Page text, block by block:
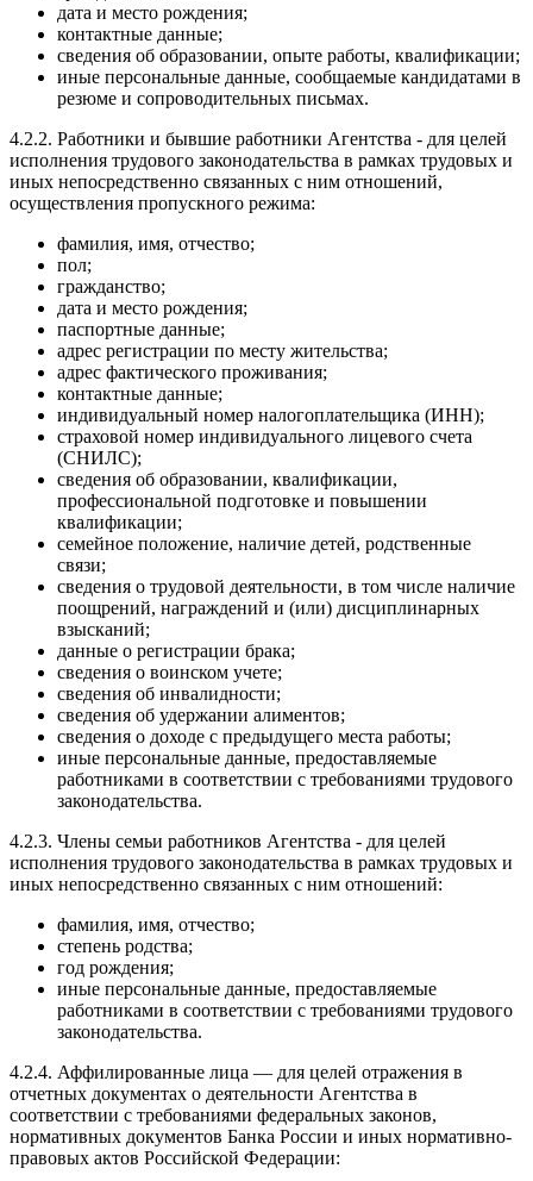
дата и место рождения;
контактные данные;
сведения об образовании, опыте работы, квалификации;
иные персональные данные, сообщаемые кандидатами в
резюме и сопроводительных письмах.
4.2.2. Работники и бывшие работники Агентства - для целей
исполнения трудового законодательства в рамках трудовых и
иных непосредственно связанных с ним отношений,
осуществления пропускного режима:
фамилия, имя, отчество;
пол;
гражданство;
дата и место рождения;
паспортные данные;
адрес регистрации по месту жительства;
адрес фактического проживания;
контактные данные;
индивидуальный номер налогоплательщика (ИНН);
страховой номер индивидуального лицевого счета
(СНИЛС);
сведения об образовании, квалификации,
профессиональной подготовке и повышении
квалификации;
семейное положение, наличие детей, родственные
связи;
сведения о трудовой деятельности, в том числе наличие
поощрений, награждений и (или) дисциплинарных
взысканий;
данные о регистрации брака;
сведения о воинском учете;
сведения об инвалидности;
сведения об удержании алиментов;
сведения о доходе с предыдущего места работы;
иные персональные данные, предоставляемые
работниками в соответствии с требованиями трудового
законодательства.
4.2.3. Члены семьи работников Агентства - для целей
исполнения трудового законодательства в рамках трудовых и
иных непосредственно связанных с ним отношений:
фамилия, имя, отчество;
степень родства;
год рождения;
иные персональные данные, предоставляемые
работниками в соответствии с требованиями трудового
законодательства.
4.2.4. Аффилированные лица — для целей отражения в
отчетных документах о деятельности Агентства в
соответствии с требованиями федеральных законов,
нормативных документов Банка России и иных нормативно-
правовых актов Российской Федерации: